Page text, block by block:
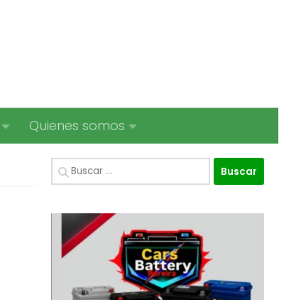
Quienes somos
Buscar: